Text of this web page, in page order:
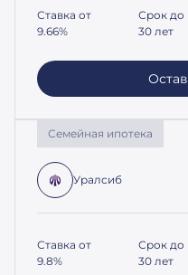
Ставка от
9.66%
Срок до
30 лет
Семейная ипотека
Уралсиб
Ставка от
9.8%
Срок до
30 лет